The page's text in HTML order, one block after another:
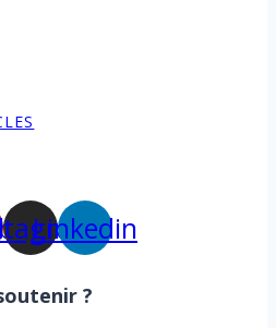
Linkedin
?